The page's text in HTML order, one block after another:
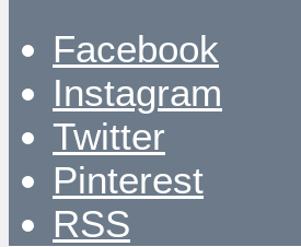
Facebook
Instagram
Twitter
Pinterest
RSS